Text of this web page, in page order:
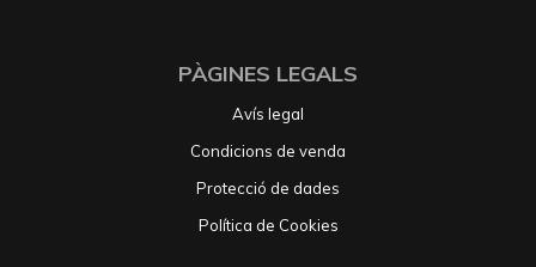
PÀGINES LEGALS
Avís legal
Condicions de venda
Protecció de dades
Política de Cookies